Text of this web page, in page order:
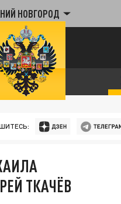
НОВГОРОД
ТКАЧЁВ